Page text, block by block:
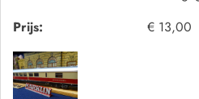
Prijs:
€ 13,00